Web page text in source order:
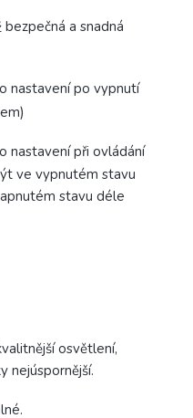
bezpečná a snadná
nastavení po vypnutí
nastavení při ovládání
ve vypnutém stavu
stavu déle
osvětlení,
nejúspornější.